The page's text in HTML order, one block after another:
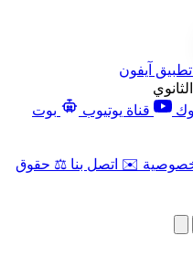
آيفون
قناة يوتيوب
بوت
✉️ اتصل بنا ⚖️ حقوق